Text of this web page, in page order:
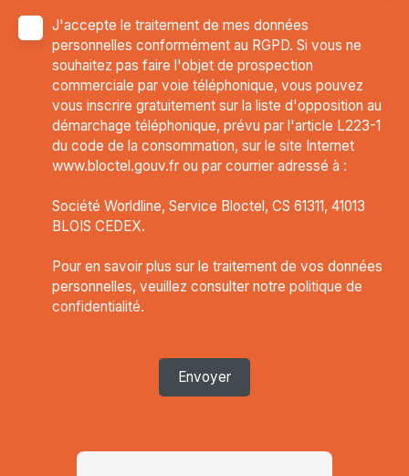
J'accepte le traitement de mes données
personnelles conformément au RGPD. Si vous ne
souhaitez pas faire l'objet de prospection
commerciale par voie téléphonique, vous pouvez
vous inscrire gratuitement sur la liste d'opposition au
démarchage téléphonique, prévu par l'article L223-1
du code de la consommation, sur le site Internet
www.bloctel.gouv.fr ou par courrier adressé à :
Société Worldline, Service Bloctel, CS 61311, 41013
BLOIS CEDEX.
Pour en savoir plus sur le traitement de vos données
personnelles, veuillez consulter notre politique de
confidentialité.
Envoyer